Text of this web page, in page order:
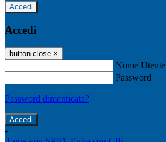
Accedi
Accedi
button close ×
Nome Utente
Password
Password dimenticata?
-